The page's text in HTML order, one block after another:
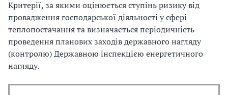
Критерії, за якими оцінюється ступінь ризику від
провадження господарської діяльності у сфері
теплопостачання та визначається періодичність
проведення планових заходів державного нагляду
(контролю) Державною інспекцією енергетичного
нагляду.
й
н